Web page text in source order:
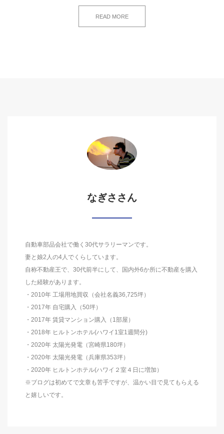
READ MORE
なぎささん
自動車部品会社で働く30代サラリーマンです。
妻と娘2人の4人でくらしています。
自称不動産王で、30代前半にして、国内外6か所に不動産を購入
した経験があります。
・2010年 工場用地買収（会社名義36,725坪）
・2017年 自宅購入（50坪）
・2017年 賃貸マンション購入（1部屋）
・2018年 ヒルトンホテル(ハワイ1室1週間分)
・2020年 太陽光発電（宮崎県180坪）
・2020年 太陽光発電（兵庫県353坪）
・2020年 ヒルトンホテル(ハワイ２室４日に増加）
※ブログは初めてで文章も苦手ですが、温かい目で見てもらえる
と嬉しいです。